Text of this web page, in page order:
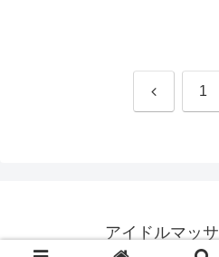
前 1
アイドルマッ